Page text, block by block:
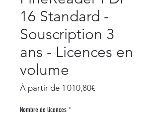
16 Standard -
Souscription 3
ans - Licences en
volume
À partir de 1 010,80€Prix
Nombre de licences *